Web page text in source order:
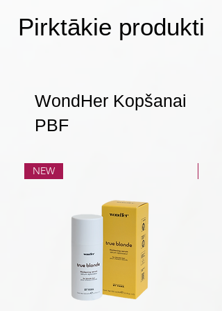
Pirktākie produkti
WondHer Kopšanai
PBF
NEW